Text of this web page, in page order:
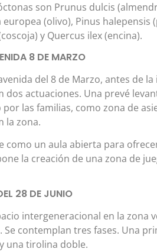
son Prunus dulcis
europea (olivo), Pinus
y Quercus ilex (encina).
8 DE MARZO
del 8 de Marzo, antes de
dos actuaciones. Una prevé
las familias, como zona de
la zona.
como un aula abierta para
la creación de una zona de
28 DE JUNIO
intergeneracional en la zona
Se contemplan tres fases. Una
una tirolina doble.